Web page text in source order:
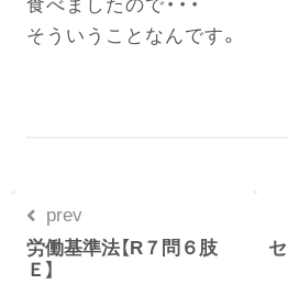
食べましたので・・・
そういうことなんです。
prev
労働基準法【R７問６肢
Ｅ】